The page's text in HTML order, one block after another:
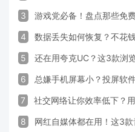
3 游戏党必备！盘点那些免
4 数据丢失如何恢复？不花
5 还在用夸克UC？这3款浏
6 总嫌手机屏幕小？投屏软
7 社交网络让你效率低下？
8 网红自媒体都在用！这3